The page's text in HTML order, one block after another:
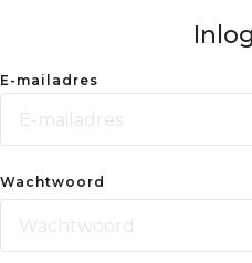
E-mailadres
Wachtwoord